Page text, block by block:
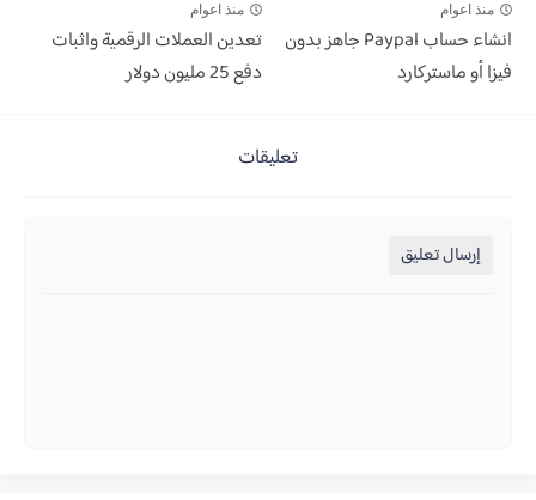
منذ اعوام
انشاء حساب Paypal جاهز بدون
فيزا أو ماستركارد
منذ اعوام
تعدين العملات الرقمية واثبات
دفع 25 مليون دولار
تعليقات
إرسال تعليق